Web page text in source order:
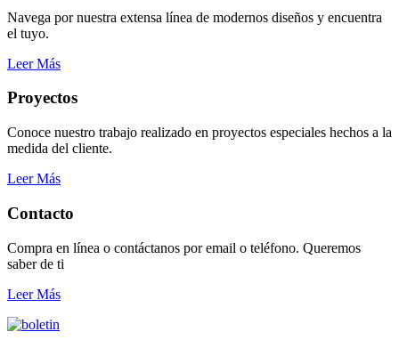
Navega por nuestra extensa línea de modernos diseños y encuentra
el tuyo.
Leer Más
Proyectos
Conoce nuestro trabajo realizado en proyectos especiales hechos a la
medida del cliente.
Leer Más
Contacto
Compra en línea o contáctanos por email o teléfono. Queremos
saber de ti
Leer Más